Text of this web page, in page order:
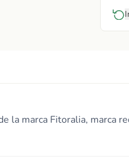
la marca Fitoralia, marca